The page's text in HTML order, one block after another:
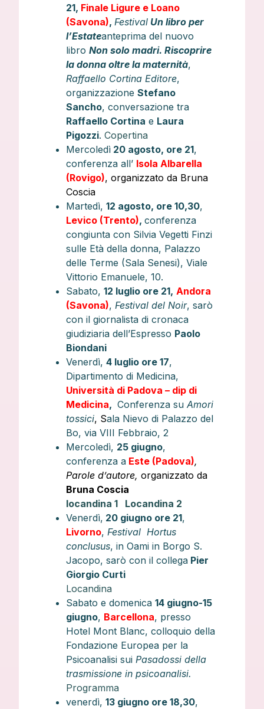
21, Finale Ligure e Loano
(Savona),Festival Un libro per
l’Estateanteprima del nuovo
libroNon solo madri. Riscoprire
la donna oltre la maternità,
Raffaello Cortina Editore,
organizzazioneStefano
Sancho, conversazione tra
Raffaello Cortina e Laura
Pigozzi.Copertina
Mercoledì 20 agosto, ore 21,
conferenza all’ Isola Albarella
(Rovigo), organizzato da Bruna
Coscia
Martedì,12 agosto, ore 10,30,
Levico (Trento),conferenza
congiunta con Silvia Vegetti Finzi
sulle Età della donna, Palazzo
delle Terme (Sala Senesi), Viale
Vittorio Emanuele, 10.
Sabato,12 luglio ore 21, Andora
(Savona),Festival del Noir, sarò
con il giornalista di cronaca
giudiziaria dell’Espresso Paolo
Biondani
Venerdì,4 luglio ore 17,
Dipartimento di Medicina,
Università di Padova – dip di
Medicina, Conferenza suAmori
tossici, Sala Nievo di Palazzo del
Bo, via VIII Febbraio, 2
Mercoledì, 25 giugno,
conferenza a Este (Padova),
Parole d’autore,organizzato da
Bruna Coscia
locandina 1 Locandina 2
Venerdì, 20 giugno ore 21,
Livorno,Festival Hortus
conclusus, in Oami in Borgo S.
Jacopo, sarò con il collega Pier
Giorgio Curti
Locandina
Sabato e domenica14 giugno-15
giugno, Barcellona, presso
Hotel Mont Blanc, colloquio della
Fondazione Europea per la
Psicoanalisi suiPasadossi della
trasmissione in psicoanalisi.
Programma
venerdì,13 giugno ore 18,30,